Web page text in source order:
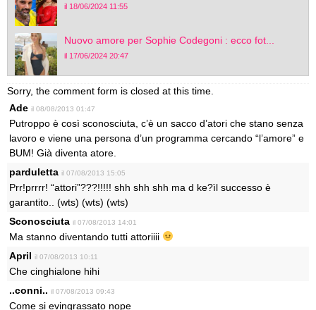
il 18/06/2024 11:55
Nuovo amore per Sophie Codegoni : ecco fot...
il 17/06/2024 20:47
Sorry, the comment form is closed at this time.
Ade il 08/08/2013 01:47
Putroppo è così sconosciuta, c’è un sacco d’atori che stano senza
lavoro e viene una persona d’un programma cercando “l’amore” e
BUM! Già diventa atore.
parduletta il 07/08/2013 15:05
Prr!prrrr! “attori”???!!!!! shh shh shh ma d ke?ìl successo è
garantito.. (wts) (wts) (wts)
Sconosciuta il 07/08/2013 14:01
Ma stanno diventando tutti attoriiii
April il 07/08/2013 10:11
Che cinghialone hihi
..conni.. il 07/08/2013 09:43
Come si evingrassato nope